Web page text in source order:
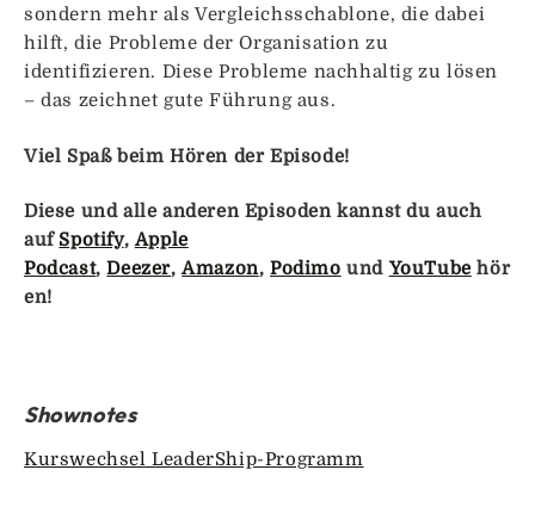
sondern mehr als Vergleichsschablone, die dabei
hilft, die Probleme der Organisation zu
identifizieren. Diese Probleme nachhaltig zu lösen
– das zeichnet gute Führung aus.
Viel Spaß beim Hören der Episode!
Diese und alle anderen Episoden kannst du auch
auf Spotify,Apple
Podcast,Deezer,Amazon,Podimo und YouTube hör
en!
Shownotes
Kurswechsel LeaderShip-Programm